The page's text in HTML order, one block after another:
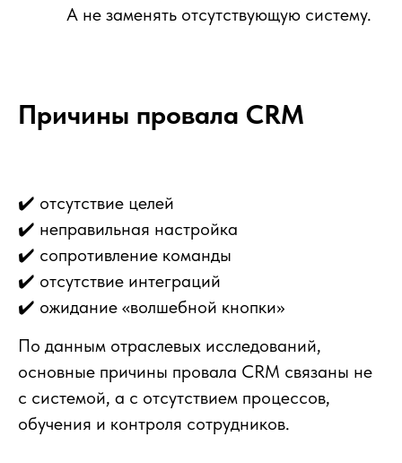
А не заменять отсутствующую систему.
Причины провала CRM
✔️ отсутствие целей
✔️ неправильная настройка
✔️ сопротивление команды
✔️ отсутствие интеграций
✔️ ожидание «волшебной кнопки»
По данным отраслевых исследований,
основные причины провала CRM связаны не
с системой, а с отсутствием процессов,
обучения и контроля сотрудников.